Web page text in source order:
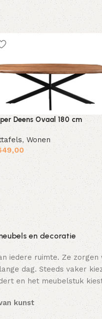
Deens Ovaal 180 cm
,Wonen
Toevoegen aan winkelwagen
en decoratie
iedere ruimte. Ze
dag. Steeds vaker
en het meubelstuk
kunst